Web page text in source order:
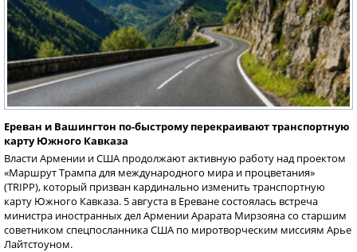
Ереван и Вашингтон по-быстрому перекраивают транспортную
карту Южного Кавказа
Власти Армении и США продолжают активную работу над проектом
«Маршрут Трампа для международного мира и процветания»
(TRIPP), который призван кардинально изменить транспортную
карту Южного Кавказа. 5 августа в Ереване состоялась встреча
министра иностранных дел Армении Арарата Мирзояна со старшим
советником спецпосланника США по миротворческим миссиям Арье
Лайтстоуном.